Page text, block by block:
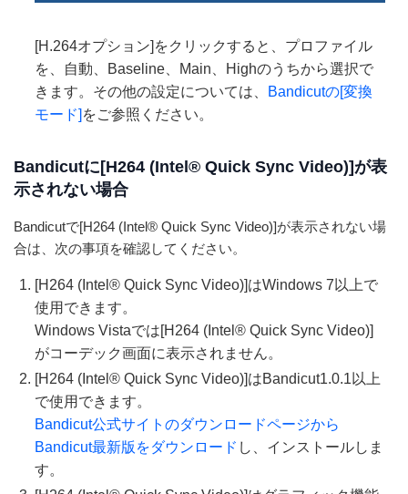
[H.264オプション]をクリックすると、プロファイル
を、自動、Baseline、Main、Highのうちから選択で
きます。その他の設定については、
Bandicutの[変換
モード] をご参照ください。
Bandicutに[H264 (Intel® Quick Sync Video)]が表
示されない場合
Bandicutで[H264 (Intel® Quick Sync Video)]が表示されない場
合は、次の事項を確認してください。
[H264 (Intel® Quick Sync Video)]はWindows 7以上で
使用できます。
Windows Vistaでは[H264 (Intel® Quick Sync Video)]
がコーデック画面に表示されません。
[H264 (Intel® Quick Sync Video)]はBandicut1.0.1以上
で使用できます。
Bandicut公式サイトのダウンロードページから
Bandicut最新版をダウンロード し、インストールしま
す。